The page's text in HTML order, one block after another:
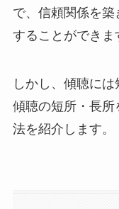
で、信頼関係を
することができま
しかし、傾聴には
傾聴の短所・長
法を紹介します。